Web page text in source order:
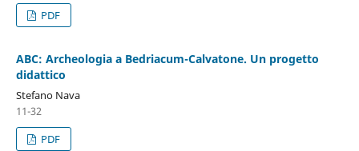
PDF
ABC: Archeologia a Bedriacum-Calvatone. Un progetto
didattico
Stefano Nava
11-32
PDF